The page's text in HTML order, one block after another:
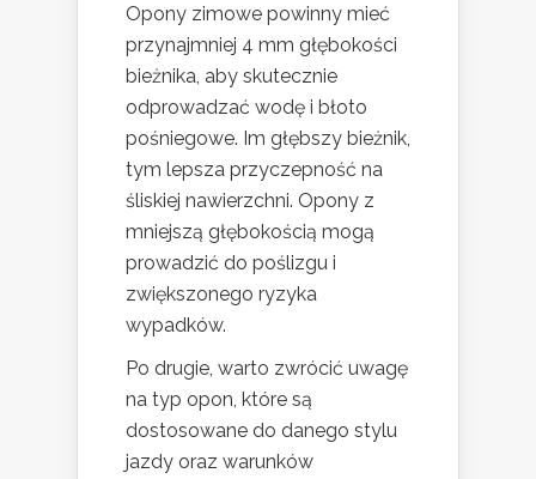
Opony zimowe powinny mieć
przynajmniej 4 mm głębokości
bieżnika, aby skutecznie
odprowadzać wodę i błoto
pośniegowe. Im głębszy bieżnik,
tym lepsza przyczepność na
śliskiej nawierzchni. Opony z
mniejszą głębokością mogą
prowadzić do poślizgu i
zwiększonego ryzyka
wypadków.
Po drugie, warto zwrócić uwagę
na typ opon, które są
dostosowane do danego stylu
jazdy oraz warunków